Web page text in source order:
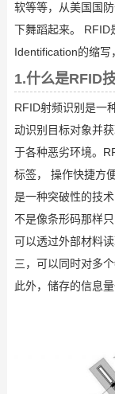
软等等，从美国国
下舞蹈起来。 RFID
Identification的缩写
1.什么是RFID技
RFID射频识别是一
动识别目标对象并
于各种恶劣环境。
标签， 操作快捷方
是一种突破性的技
不是像条形码那样
可以透过外部材料
三，可以同时对多
此外，储存的信息